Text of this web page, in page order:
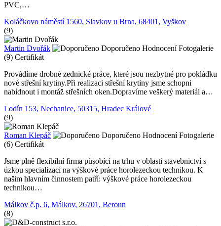
PVC,…
Koláčkovo náměstí 1560, Slavkov u Brna, 68401, Vyškov
(9)
Martin Dvořák Doporučeno Hodnocení Fotogalerie
(9) Certifikát
Provádíme drobné zednické práce, které jsou nezbytné pro pokládku
nové střešní krytiny.Při realizaci střešní krytiny jsme schopni
nabídnout i montáž střešních oken.Dopravíme veškerý materiál a…
Lodín 153, Nechanice, 50315, Hradec Králové
(9)
Roman Klepáč Doporučeno Hodnocení Fotogalerie
(6) Certifikát
Jsme plně flexibilní firma působící na trhu v oblasti stavebnictví s
úzkou specializací na výškové práce horolezeckou technikou. K
našim hlavním činnostem patří: výškové práce horolezeckou
technikou…
Málkov č.p. 6, Málkov, 26701, Beroun
(8)